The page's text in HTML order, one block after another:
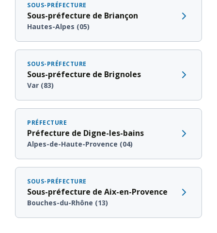
SOUS-PRÉFECTURE
Sous-préfecture de Briançon
Hautes-Alpes (05)
SOUS-PRÉFECTURE
Sous-préfecture de Brignoles
Var (83)
PRÉFECTURE
Préfecture de Digne-les-bains
Alpes-de-Haute-Provence (04)
SOUS-PRÉFECTURE
Sous-préfecture de Aix-en-Provence
Bouches-du-Rhône (13)